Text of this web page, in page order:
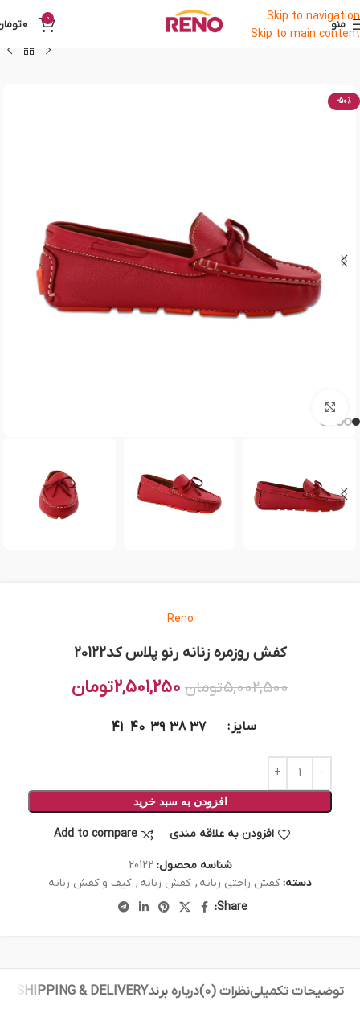
Skip to navigation
Skip to main content
منو 0
0
-50%
Reno
کفش روزمره زنانه رنو پلاس کد20122
5,002,500تومان 2,501,250تومان
سایز 37
38
39
40
41
افزودن به سبد خرید
افزودن به علاقه مندی Add to compare
شناسه محصول:20122
دسته: کفش راحتی زنانه , کفش زنانه , کیف و کفش زنانه
Share:
توضیحات تکمیلینظرات (0) درباره برندSHIPPING & DELIVERY